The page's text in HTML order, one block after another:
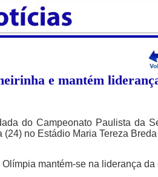
e mantém
do Campeonato Paulista da
(24) no Estádio Maria Tereza
mantém-se na liderança